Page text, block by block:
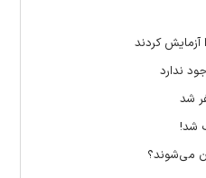
آزمایش کردند
ندارد
شد
شد!
می‌شوند؟